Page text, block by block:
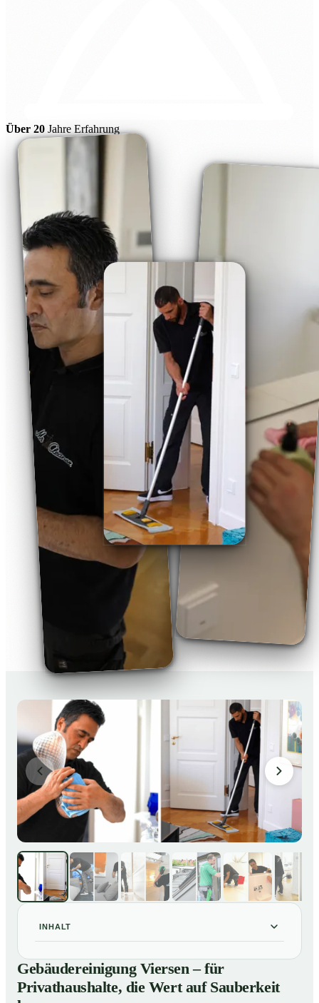
Über 20 Jahre Erfahrung
INHALT
01Gebäudereinigung Viersen – für Privathaushalte, die
Wert auf Sauberkeit legen
Gebäudereinigung Viersen – für
Privathaushalte, die Wert auf Sauberkeit